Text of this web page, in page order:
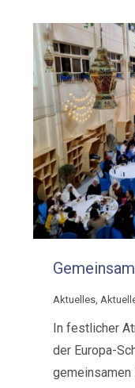
Aktuelles
In festlicher
der Europa-
gemeinsamen